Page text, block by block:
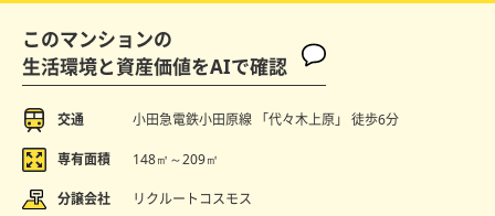
このマンションの
生活環境と資産価値をAIで確認
交通 小田急電鉄小田原線 「代々木上原」 徒歩6分
専有面積 148㎡～209㎡
分譲会社 リクルートコスモス